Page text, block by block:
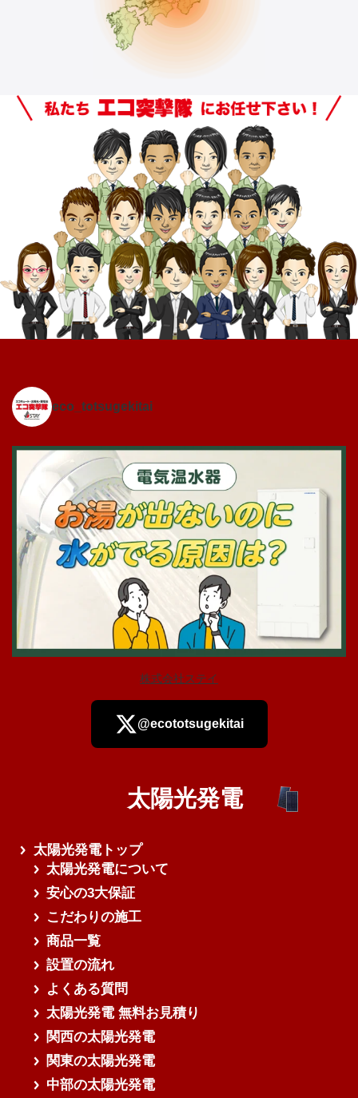
eco_totsugekitai
さらに読み込む
株式会社ステイ
@ecototsugekitai
太陽光発電
太陽光発電トップ
太陽光発電について
安心の3大保証
こだわりの施工
商品一覧
設置の流れ
よくある質問
太陽光発電 無料お見積り
関西の太陽光発電
関東の太陽光発電
中部の太陽光発電